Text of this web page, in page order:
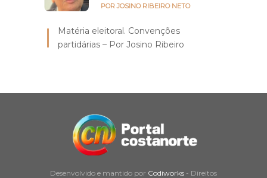
POR JOSINO RIBEIRO NETO
Matéria eleitoral. Convenções
partidárias – Por Josino Ribeiro
Desenvolvido e mantido por Codiworks - Direitos